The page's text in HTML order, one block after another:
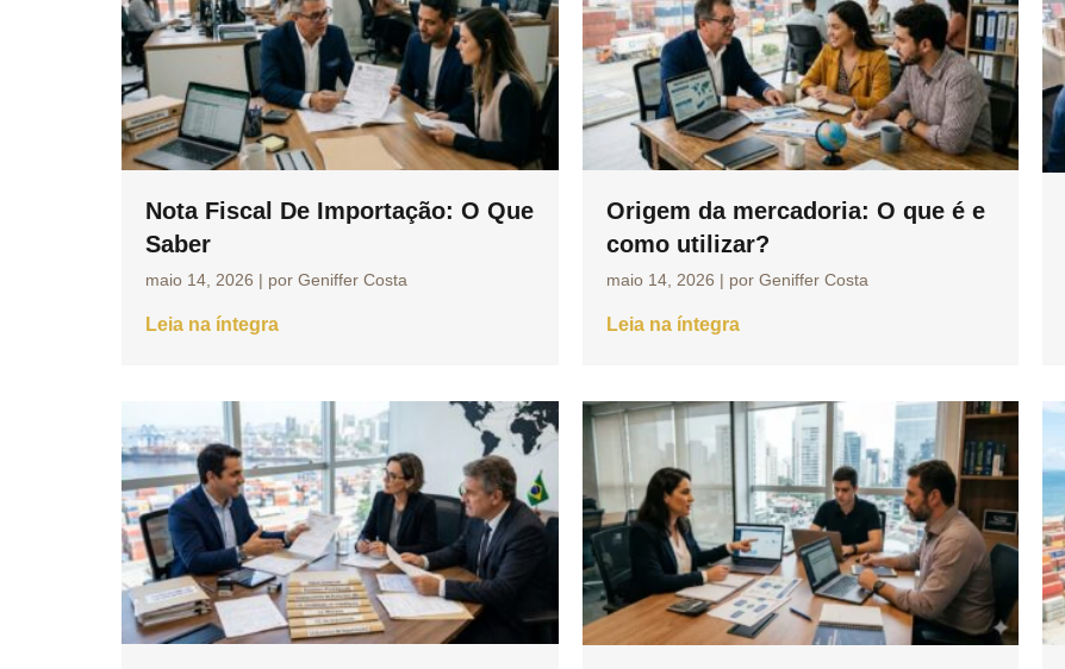
Nota Fiscal De Importação: O Que
Saber
maio 14, 2026 | por Geniffer Costa
Leia na íntegra
Origem da mercadoria: O que é e
como utilizar?
maio 14, 2026 | por Geniffer Costa
Leia na íntegra